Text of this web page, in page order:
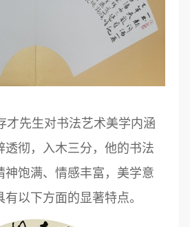
先生对书法艺术美学内涵
透彻，入木三分，他的书法
神饱满、情感丰富，美学意
以下方面的显著特点。